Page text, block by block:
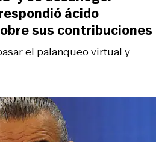
el palanqueo virtual y
ácido
sus contribuciones